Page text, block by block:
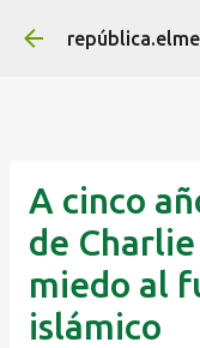
Ir
A cinco
de
miedo al
islámico